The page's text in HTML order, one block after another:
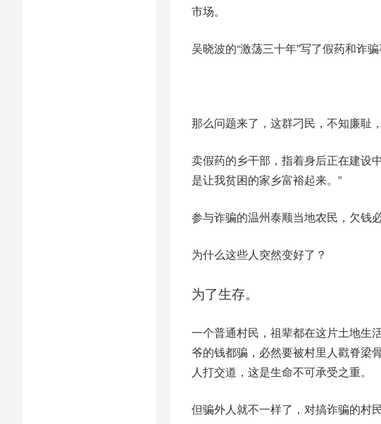
市场。
吴晓波的“激荡三十年”写了假药和诈骗
那么问题来了，这群刁民，不知廉耻
卖假药的乡干部，指着身后正在建设
是让我贫困的家乡富裕起来。”
参与诈骗的温州泰顺当地农民，欠钱
为什么这些人突然变好了？
为了生存。
一个普通村民，祖辈都在这片土地生
爷的钱都骗，必然要被村里人戳脊梁
人打交道，这是生命不可承受之重。
但骗外人就不一样了，对搞诈骗的村